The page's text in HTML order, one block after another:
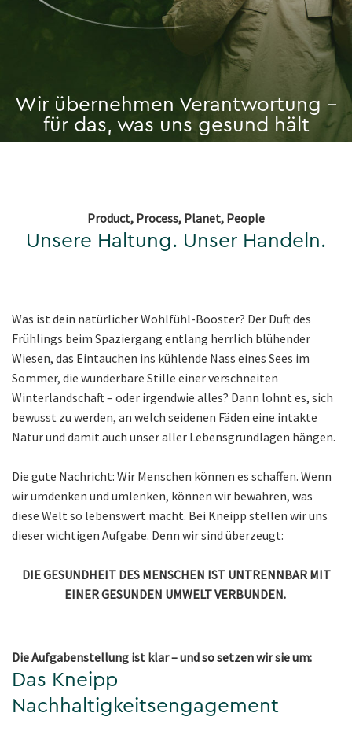
Wir übernehmen Verantwortung –
für das, was uns gesund hält
Product, Process, Planet, People
Unsere Haltung. Unser Handeln.
Was ist dein natürlicher Wohlfühl-Booster? Der Duft des
Frühlings beim Spaziergang entlang herrlich blühender
Wiesen, das Eintauchen ins kühlende Nass eines Sees im
Sommer, die wunderbare Stille einer verschneiten
Winterlandschaft – oder irgendwie alles? Dann lohnt es, sich
bewusst zu werden, an welch seidenen Fäden eine intakte
Natur und damit auch unser aller Lebensgrundlagen hängen.
Die gute Nachricht: Wir Menschen können es schaffen. Wenn
wir umdenken und umlenken, können wir bewahren, was
diese Welt so lebenswert macht. Bei Kneipp stellen wir uns
dieser wichtigen Aufgabe. Denn wir sind überzeugt:
DIE GESUNDHEIT DES MENSCHEN IST UNTRENNBAR MIT
EINER GESUNDEN UMWELT VERBUNDEN.
Die Aufgabenstellung ist klar – und so setzen wir sie um:
Das Kneipp
Nachhaltigkeitsengagement